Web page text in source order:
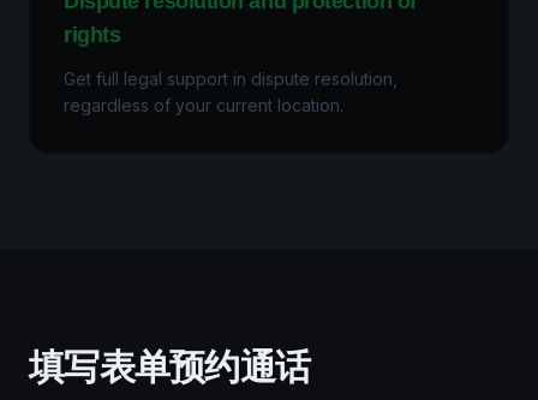
rights
Get full legal support in dispute resolution,
regardless of your current location.
填写表单预约通话